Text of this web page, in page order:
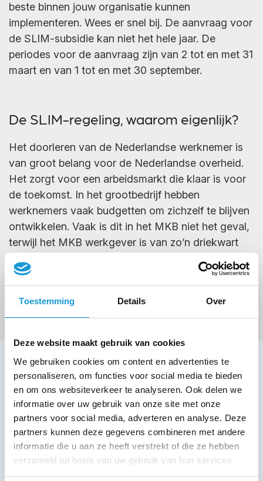
Toestemming Details Over
Deze website maakt gebruik van cookies
We gebruiken cookies om content en advertenties te
personaliseren, om functies voor social media te bieden
en om ons websiteverkeer te analyseren. Ook delen we
informatie over uw gebruik van onze site met onze
partners voor social media, adverteren en analyse. Deze
partners kunnen deze gegevens combineren met andere
informatie die u aan ze heeft verstrekt of die ze hebben
verzameld op basis van uw gebruik van hun services.
beste binnen jouw organisatie kunnen
implementeren. Wees er snel bij. De aanvraag voor
de SLIM-subsidie kan niet het hele jaar. De
periodes voor de aanvraag zijn van 2 tot en met 31
maart en van 1 tot en met 30 september.
De SLIM-regeling, waarom eigenlijk?
Het doorleren van de Nederlandse werknemer is
van groot belang voor de Nederlandse overheid.
Het zorgt voor een arbeidsmarkt die klaar is voor
de toekomst. In het grootbedrijf hebben
werknemers vaak budgetten om zichzelf te blijven
ontwikkelen. Vaak is dit in het MKB niet het geval,
terwijl het MKB werkgever is van zo’n driekwart
leercultuur in het MKB daarom stimuleren. Om dit
te realiseren is de SLIM-regeling in het leven
geroepen.
Wil je meer weten over de SLIM-
regeling?
Vul dan het contactformulier in en wij nemen
contact met je op.